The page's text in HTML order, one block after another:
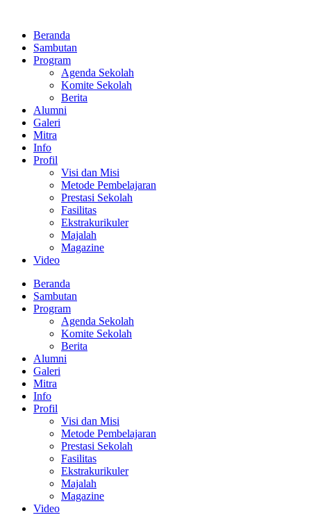
kontenBeranda
Sambutan
Program
Agenda Sekolah
Komite Sekolah
Berita
Alumni
Galeri
Mitra
Info
Profil
Visi dan Misi
Metode Pembelajaran
Prestasi Sekolah
Fasilitas
Ekstrakurikuler
Majalah
Magazine
Video
Beranda
Sambutan
Program
Agenda Sekolah
Komite Sekolah
Berita
Alumni
Galeri
Mitra
Info
Profil
Visi dan Misi
Metode Pembelajaran
Prestasi Sekolah
Fasilitas
Ekstrakurikuler
Majalah
Magazine
Video